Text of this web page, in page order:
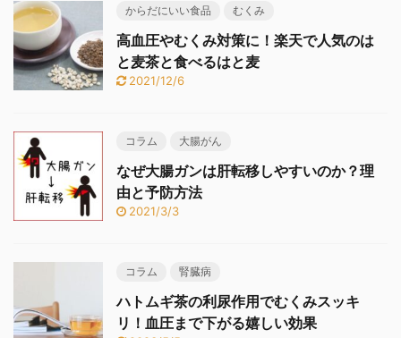
からだにいい食品 むくみ
高血圧やむくみ対策に！楽天で人気のは
と麦茶と食べるはと麦
2021/12/6
コラム 大腸がん
なぜ大腸ガンは肝転移しやすいのか？理
由と予防方法
2021/3/3
コラム 腎臓病
ハトムギ茶の利尿作用でむくみスッキ
リ！血圧まで下がる嬉しい効果